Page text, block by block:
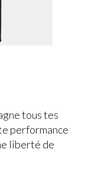
tous tes
performance
liberté de